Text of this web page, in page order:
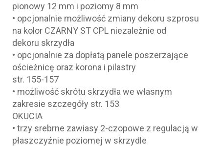
pionowy 12 mm i poziomy 8 mm
• opcjonalnie możliwość zmiany dekoru szprosu
na kolor CZARNY ST CPL niezależnie od
dekoru skrzydła
• opcjonalnie za dopłatą panele poszerzające
ościeżnicę oraz korona i pilastry
str. 155-157
• możliwość skrótu skrzydła we własnym
zakresie szczegóły str. 153
OKUCIA
• trzy srebrne zawiasy 2-czopowe z regulacją w
płaszczyźnie poziomej w skrzydle